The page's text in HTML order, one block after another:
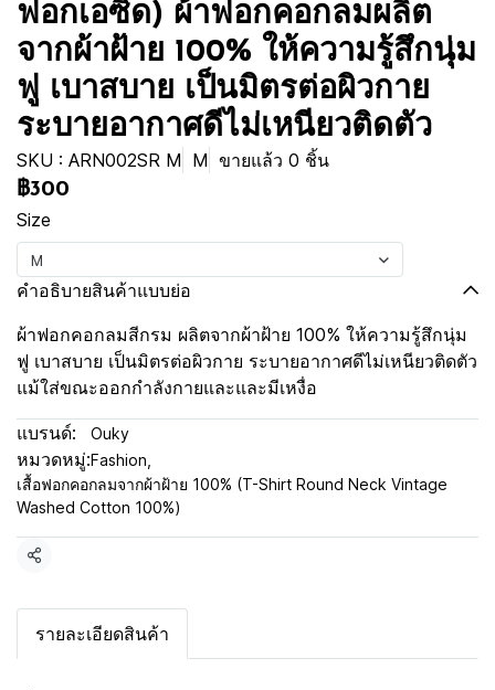
ฟอกเอซิด) ผ้าฟอกคอกลมผลิต
จากผ้าฝ้าย 100% ให้ความรู้สึกนุ่ม
ฟู เบาสบาย เป็นมิตรต่อผิวกาย
ระบายอากาศดีไม่เหนียวติดตัว
SKU : ARN002SR M M ขายแล้ว 0 ชิ้น
฿300
Size
M
คำอธิบายสินค้าแบบย่อ
ผ้าฟอกคอกลมสีกรม ผลิตจากผ้าฝ้าย 100% ให้ความรู้สึกนุ่ม
ฟู เบาสบาย เป็นมิตรต่อผิวกาย ระบายอากาศดีไม่เหนียวติดตัว
แม้ใส่ขณะออกกำลังกายและและมีเหงื่อ
แบรนด์: Ouky
หมวดหมู่:Fashion
เสื้อฟอกคอกลมจากผ้าฝ้าย 100% (T-Shirt Round Neck Vintage
Washed Cotton 100%)
แชร์
รายละเอียดสินค้า